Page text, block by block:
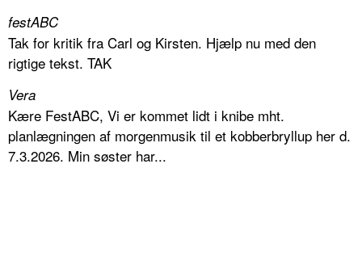
festABC
Tak for kritik fra Carl og Kirsten. Hjælp nu med den
rigtige tekst. TAK
Vera
Kære FestABC, Vi er kommet lidt i knibe mht.
planlægningen af morgenmusik til et kobberbryllup her d.
7.3.2026. Min søster har...